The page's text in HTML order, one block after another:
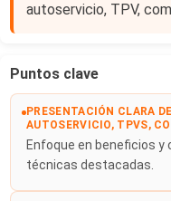
autoservicio, TPV,
Puntos clave
PRESENTACIÓN CLARA
AUTOSERVICIO, TPVS,
Enfoque en beneficios
técnicas destacadas.